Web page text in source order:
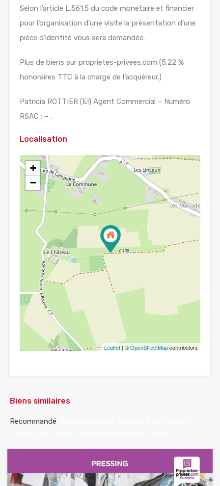
Selon l’article L.561.5 du code monétaire et financier
pour l’organisation d’une visite la présentation d’une
pièce d’identité vous sera demandée.
Plus de biens sur proprietes-privees.com (5.22 %
honoraires TTC à la charge de l’acquéreur.)
Patricia ROTTIER (EI) Agent Commercial – Numéro
RSAC : – .
Localisation
+
−
Leaflet | ©OpenStreetMapcontributors
Biens similaires
Recommandé